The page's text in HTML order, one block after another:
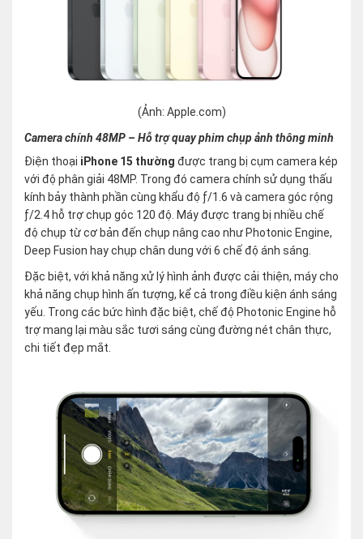
(Ảnh: Apple.com)
Camera chính 48MP – Hỗ trợ quay phim chụp ảnh thông minh
Điện thoại iPhone 15 thường được trang bị cụm camera kép
với độ phân giải 48MP. Trong đó camera chính sử dụng thấu
kính bảy thành phần cùng khẩu độ ƒ/1.6 và camera góc rộng
ƒ/2.4 hỗ trợ chụp góc 120 độ. Máy được trang bị nhiều chế
độ chụp từ cơ bản đến chụp nâng cao như Photonic Engine,
Deep Fusion hay chụp chân dung với 6 chế độ ánh sáng.
Đặc biệt, với khả năng xử lý hình ảnh được cải thiện, máy cho
khả năng chụp hình ấn tượng, kể cả trong điều kiện ánh sáng
yếu. Trong các bức hình đặc biệt, chế độ Photonic Engine hỗ
trợ mang lại màu sắc tươi sáng cùng đường nét chân thực,
chi tiết đẹp mắt.